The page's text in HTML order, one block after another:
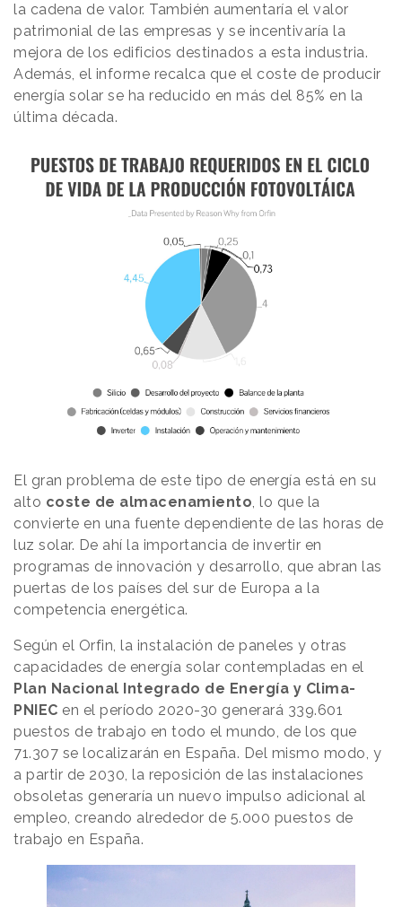
la cadena de valor. También aumentaría el valor
patrimonial de las empresas y se incentivaría la
mejora de los edificios destinados a esta industria.
Además, el informe recalca que el coste de producir
energía solar se ha reducido en más del 85% en la
última década.
El gran problema de este tipo de energía está en su
alto coste de almacenamiento, lo que la
convierte en una fuente dependiente de las horas de
luz solar. De ahí la importancia de invertir en
programas de innovación y desarrollo, que abran las
puertas de los países del sur de Europa a la
competencia energética.
Según el Orfin, la instalación de paneles y otras
capacidades de energía solar contempladas en el
Plan Nacional Integrado de Energía y Clima-
PNIEC en el período 2020-30 generará 339.601
puestos de trabajo en todo el mundo, de los que
71.307 se localizarán en España. Del mismo modo, y
a partir de 2030, la reposición de las instalaciones
obsoletas generaría un nuevo impulso adicional al
empleo, creando alrededor de 5.000 puestos de
trabajo en España.